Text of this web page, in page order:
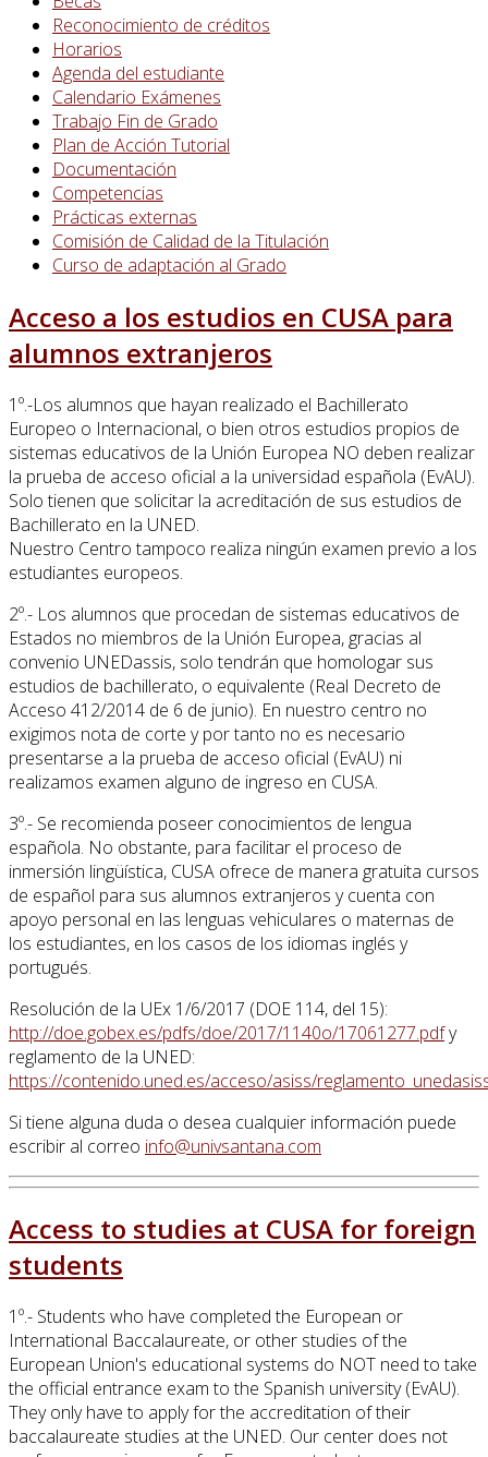
Reconocimiento de créditos
Horarios
Agenda del estudiante
Calendario Exámenes
Trabajo Fin de Grado
Plan de Acción Tutorial
Documentación
Competencias
Prácticas externas
Comisión de Calidad de la Titulación
Curso de adaptación al Grado
Acceso a los estudios en CUSA para
alumnos extranjeros
1º.-Los alumnos que hayan realizado el Bachillerato
Europeo o Internacional, o bien otros estudios propios de
sistemas educativos de la Unión Europea NO deben realizar
la prueba de acceso oficial a la universidad española (EvAU).
Solo tienen que solicitar la acreditación de sus estudios de
Bachillerato en la UNED.
Nuestro Centro tampoco realiza ningún examen previo a los
estudiantes europeos.
2º.- Los alumnos que procedan de sistemas educativos de
Estados no miembros de la Unión Europea, gracias al
convenio UNEDassis, solo tendrán que homologar sus
estudios de bachillerato, o equivalente (Real Decreto de
Acceso 412/2014 de 6 de junio). En nuestro centro no
exigimos nota de corte y por tanto no es necesario
presentarse a la prueba de acceso oficial (EvAU) ni
realizamos examen alguno de ingreso en CUSA.
3º.- Se recomienda poseer conocimientos de lengua
española. No obstante, para facilitar el proceso de
inmersión lingüística, CUSA ofrece de manera gratuita cursos
de español para sus alumnos extranjeros y cuenta con
apoyo personal en las lenguas vehiculares o maternas de
los estudiantes, en los casos de los idiomas inglés y
portugués.
Resolución de la UEx 1/6/2017 (DOE 114, del 15):
http://doe.gobex.es/pdfs/doe/2017/1140o/17061277.pdfy
reglamento de la UNED:
https://contenido.uned.es/acceso/asiss/
Si tiene alguna duda o desea cualquier información puede
escribir al correo
Access to studies at CUSA for foreign
students
1º.- Students who have completed the European or
International Baccalaureate, or other studies of the
European Union's educational systems do NOT need to take
the official entrance exam to the Spanish university (EvAU).
They only have to apply for the accreditation of their
baccalaureate studies at the UNED. Our center does not